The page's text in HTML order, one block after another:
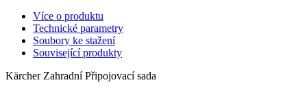
Více o produktu
Technické parametry
Soubory ke stažení
Související produkty
Kärcher Zahradní Připojovací sada